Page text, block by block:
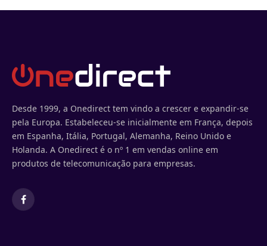
Desde 1999, a Onedirect tem vindo a crescer e expandir-se
pela Europa. Estabeleceu-se inicialmente em França, depois
em Espanha, Itália, Portugal, Alemanha, Reino Unido e
Holanda. A Onedirect é o nº 1 em vendas online em
produtos de telecomunicação para empresas.
Facebook